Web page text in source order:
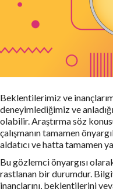
Beklentilerimiz ve
deneyimlediğimiz ve
olabilir. Araştırma söz
çalışmanın tamamen
aldatıcı ve hatta tamamen
Bu gözlemci önyargısı
rastlanan bir durumdur.
inançlarını, beklentilerini